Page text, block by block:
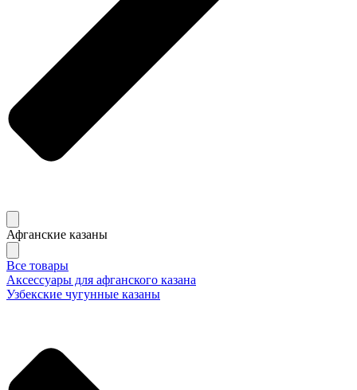
Афганские казаны
Все товары
Аксессуары для афганского казана
Узбекские чугунные казаны